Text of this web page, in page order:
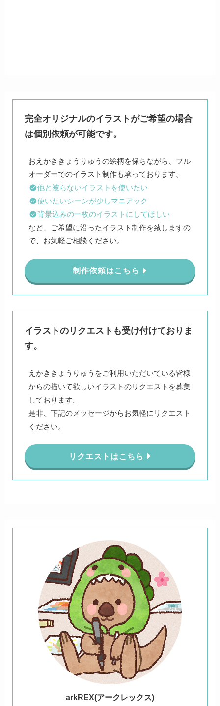
完全オリジナルのイラストがご希望の場合
は個別依頼が可能です。
おえかききょうりゅうの絵柄を保ちながら、フル
他と被らないイラストを使いたい
使いたいシーンが少しマニアック
背景込みの一枚のイラストにしてほしい
など、ご希望に沿ったイラスト制作を致しますの
で、お気軽ご相談ください。
制作依頼はこちら
イラストのリクエストも受け付けておりま
す。
えかききょうりゅうをご利用いただいている皆様
からの描いて欲しいイラストのリクエストを募集
しております。
是非、下記のメッセージからお気軽にリクエスト
ください。
リクエストはこちら
arkREX(アークレックス)